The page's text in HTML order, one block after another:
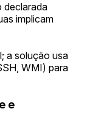
declarada
implicam
a solução usa
WMI) para
e